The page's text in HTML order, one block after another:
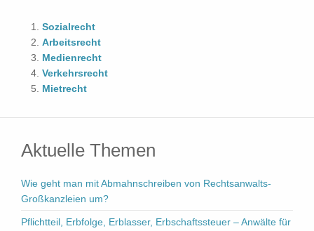
Sozialrecht
Arbeitsrecht
Medienrecht
Verkehrsrecht
Mietrecht
Aktuelle Themen
Wie geht man mit Abmahnschreiben von Rechtsanwalts-
Großkanzleien um?
Pflichtteil, Erbfolge, Erblasser, Erbschaftssteuer – Anwälte für